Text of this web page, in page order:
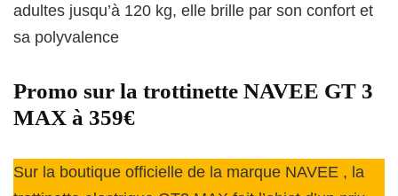
adultes jusqu’à 120 kg, elle brille par son confort et
sa polyvalence
Promo sur la trottinette NAVEE GT 3
MAX à 359€
Sur la boutique officielle de la marque NAVEE , la